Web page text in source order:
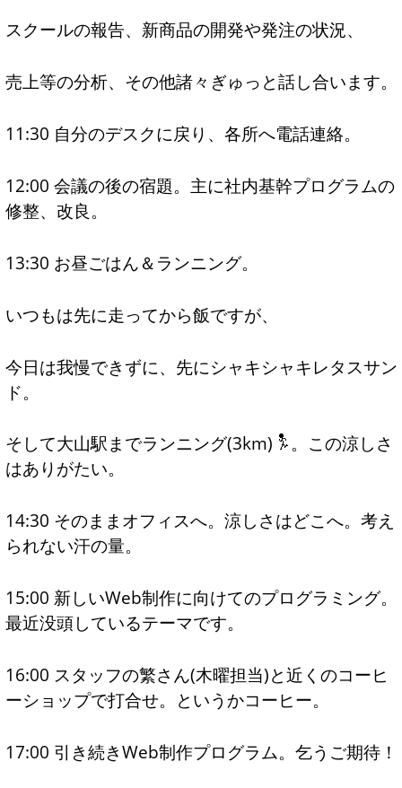
スクールの報告、新商品の開発や発注の状況、
売上等の分析、その他諸々ぎゅっと話し合います。
11:30 自分のデスクに戻り、各所へ電話連絡。
12:00 会議の後の宿題。主に社内基幹プログラムの
修整、改良。
13:30 お昼ごはん＆ランニング。
いつもは先に走ってから飯ですが、
今日は我慢できずに、先にシャキシャキレタスサン
ド。
そして大山駅までランニング(3km)
。この涼しさ
はありがたい。
14:30 そのままオフィスへ。涼しさはどこへ。考え
られない汗の量。
15:00 新しいWeb制作に向けてのプログラミング。
最近没頭しているテーマです。
16:00 スタッフの繁さん(木曜担当)と近くのコーヒ
ーショップで打合せ。というかコーヒー。
17:00 引き続きWeb制作プログラム。乞うご期待！